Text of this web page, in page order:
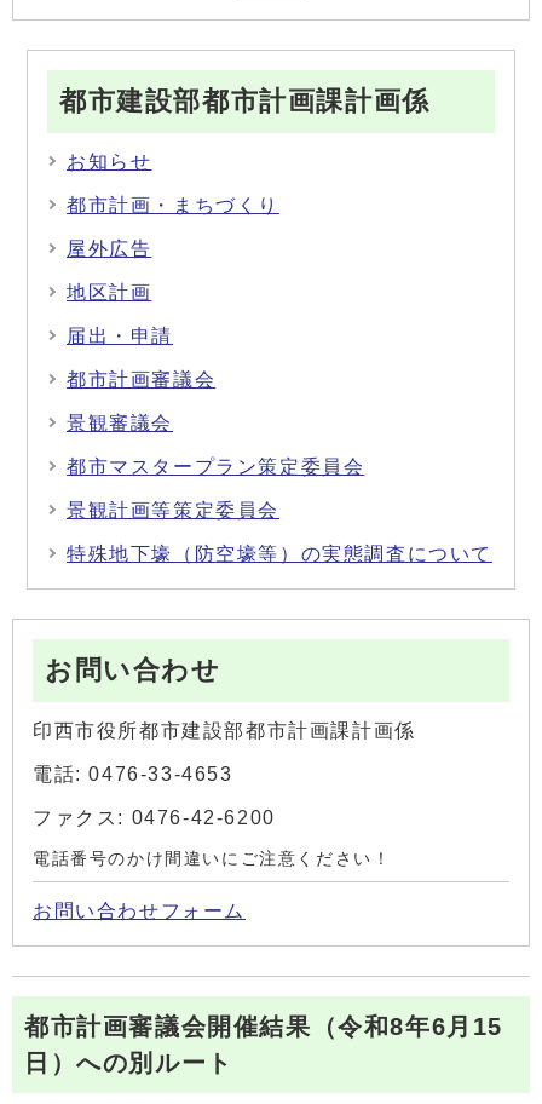
都市建設部都市計画課計画係
お知らせ
都市計画・まちづくり
屋外広告
地区計画
届出・申請
都市計画審議会
景観審議会
都市マスタープラン策定委員会
景観計画等策定委員会
特殊地下壕（防空壕等）の実態調査について
お問い合わせ
印西市役所都市建設部都市計画課計画係
電話: 0476-33-4653
ファクス: 0476-42-6200
電話番号のかけ間違いにご注意ください！
お問い合わせフォーム
都市計画審議会開催結果（令和8年6月15
日）への別ルート